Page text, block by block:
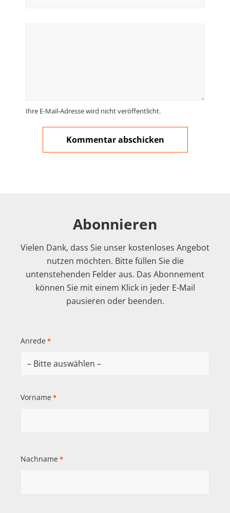
Ihre E-Mail-Adresse wird nicht veröffentlicht.
Abonnieren
Vielen Dank, dass Sie unser kostenloses Angebot
nutzen möchten. Bitte füllen Sie die
untenstehenden Felder aus. Das Abonnement
können Sie mit einem Klick in jeder E-Mail
pausieren oder beenden.
Anrede *
Vorname *
Nachname *